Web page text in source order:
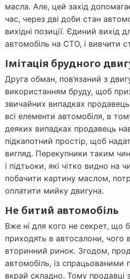
масла. Але, цей захід
час, через дві доби стан
вихідні позиції. Єдиний вихід
автомобіль на СТО, і вивчити
Імітація брудного
Друга обман, пов’язаний з
використанням бруду, щоб
звичайних випадках
всі елементи автомобіля, в
деяких випадках продавець
підкапотний простір, щоб
вигляд. Перекупники таким
і підтьоки, які чітко видно
побачити картину маслом,
оплатити мийку двигуна.
Не битий автомобіль
Вже ні для кого не секрет, що
приходять в автосалони, чого
вторинний ринок. Згодом,
автомобіль, із
вкрай складно. Тому продавці